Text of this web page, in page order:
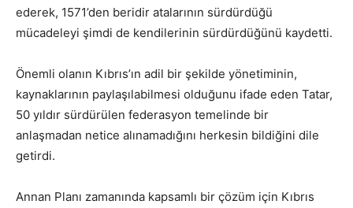
ederek, 1571’den beridir atalarının sürdürdüğü
mücadeleyi şimdi de kendilerinin sürdürdüğünü kaydetti.
Önemli olanın Kıbrıs’ın adil bir şekilde yönetiminin,
kaynaklarının paylaşılabilmesi olduğunu ifade eden Tatar,
50 yıldır sürdürülen federasyon temelinde bir
anlaşmadan netice alınamadığını herkesin bildiğini dile
getirdi.
Annan Planı zamanında kapsamlı bir çözüm için Kıbrıs